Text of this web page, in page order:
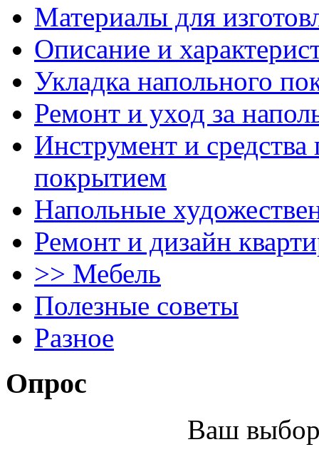
Материалы для
Описание и
Укладка напольного
Ремонт и уход за
Инструмент и
покрытием
Напольные
Ремонт и дизайн
>> Мебель
Полезные советы
Разное
Опрос
Ваш выбор